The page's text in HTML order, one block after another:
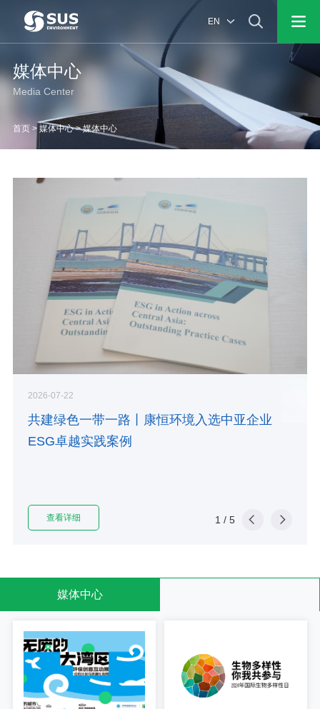
EN
媒体中心
Media Center
首页> 媒体中心>媒体中心
2026-07-22
共建绿色一带一路丨康恒环境入选中亚企业
ESG卓越实践案例
查看详细 1 /5
媒体中心